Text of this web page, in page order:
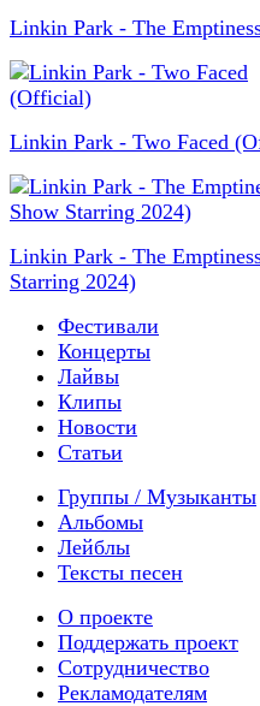
Linkin Park - The
Linkin Park - Two Faced
Linkin Park - The
Starring 2024)
Фестивали
Концерты
Лайвы
Клипы
Новости
Статьи
Группы / Музыканты
Альбомы
Лейблы
Тексты песен
О проекте
Поддержать проект
Сотрудничество
Рекламодателям